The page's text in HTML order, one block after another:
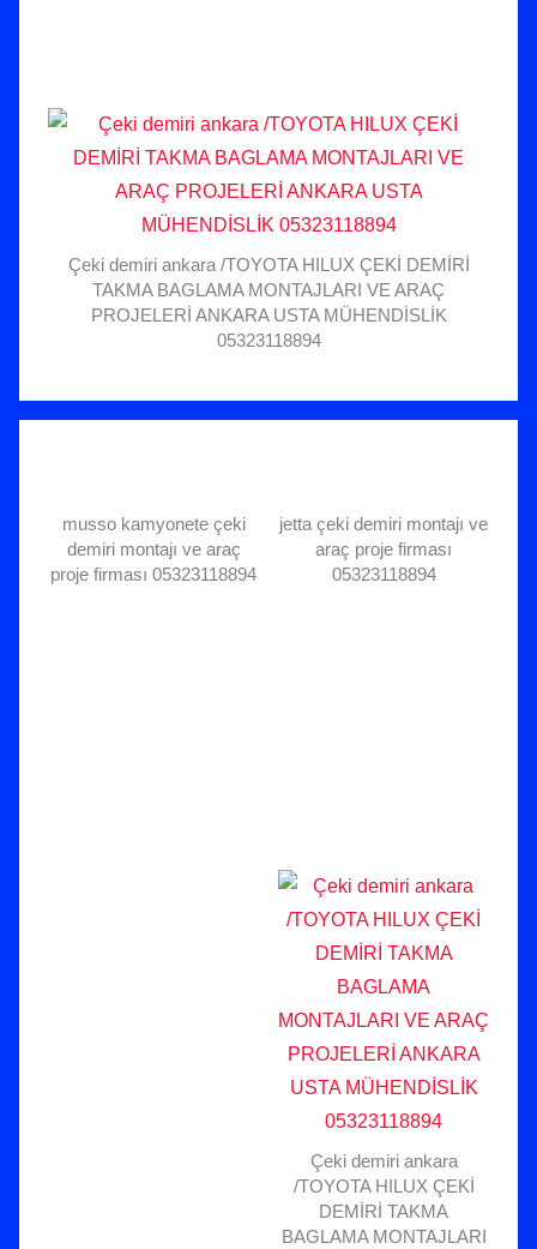
Çeki demiri ankara /TOYOTA HILUX ÇEKİ DEMİRİ
TAKMA BAGLAMA MONTAJLARI VE ARAÇ
PROJELERİ ANKARA USTA MÜHENDİSLİK
05323118894
musso kamyonete çeki
demiri montajı ve araç
proje firması 05323118894
jetta çeki demiri montajı ve
araç proje firması
05323118894
Çeki demiri ankara
/TOYOTA HILUX ÇEKİ
DEMİRİ TAKMA
BAGLAMA MONTAJLARI